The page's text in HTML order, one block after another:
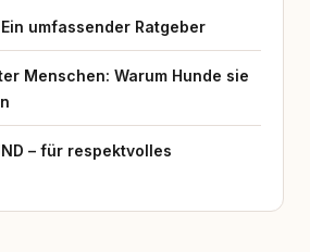
umfassender Ratgeber
Menschen: Warum Hunde sie
– für respektvolles